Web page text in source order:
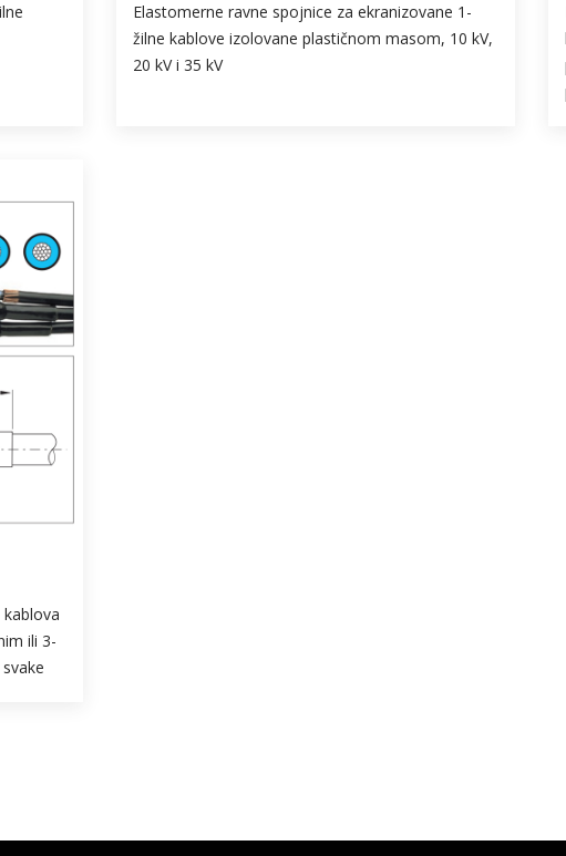
Elastomerne ravne spojnice za ekranizovane 1-
žilne kablove izolovane plastičnom masom, 10 kV,
20 kV i 35 kV
ili 3-